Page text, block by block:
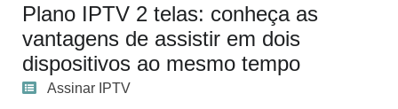
Plano IPTV 2 telas: conheça as
vantagens de assistir em dois
dispositivos ao mesmo tempo
Assinar IPTV